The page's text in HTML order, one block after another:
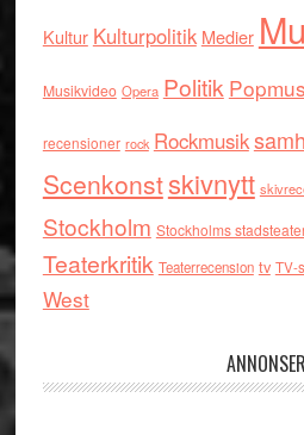
Kultur Kulturpolitik Medier
Musikvideo Opera Politik
recensioner rock Rockmusik
Scenkonstskivnytt
Stockholm Stockholms
Teaterkritik Teaterrecension tv TV-
West
ANNONSER